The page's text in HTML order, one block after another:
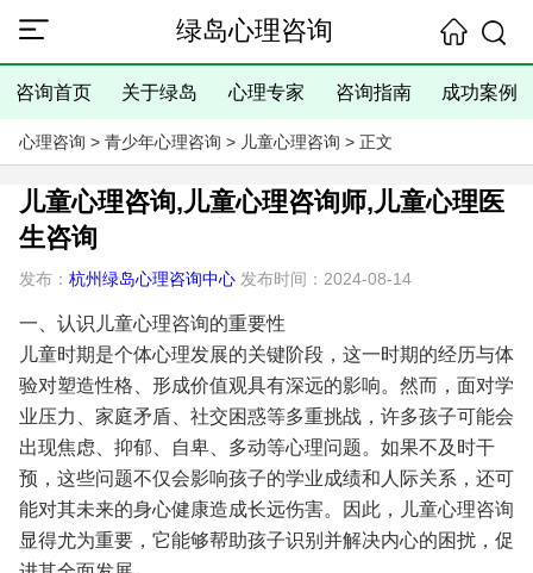
绿岛心理咨询
咨询首页 关于绿岛 心理专家 咨询指南 成功案例
心理咨询 > 青少年心理咨询 > 儿童心理咨询 > 正文
儿童心理咨询,儿童心理咨询师,儿童心理医
生咨询
发布： 杭州绿岛心理咨询中心发布时间：2024-08-14
一、认识儿童心理咨询的重要性
儿童时期是个体心理发展的关键阶段，这一时期的经历与体
验对塑造性格、形成价值观具有深远的影响。然而，面对学
业压力、家庭矛盾、社交困惑等多重挑战，许多孩子可能会
出现焦虑、抑郁、自卑、多动等心理问题。如果不及时干
预，这些问题不仅会影响孩子的学业成绩和人际关系，还可
能对其未来的身心健康造成长远伤害。因此，儿童心理咨询
显得尤为重要，它能够帮助孩子识别并解决内心的困扰，促